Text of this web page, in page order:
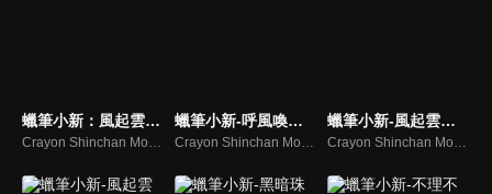
蠟筆小新：風起雲湧！光榮燒肉之路(中文版) 蠟筆小新-呼風喚雨！壯觀！戰國大會戰！ 蠟筆小新-風起雲湧！猛烈！大人帝國的反擊！